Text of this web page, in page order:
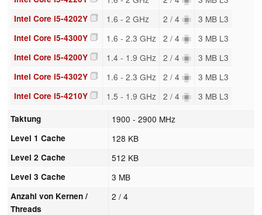
Intel Core i5-4202Y 1.6 - 2 GHz 2 / 4 3 MB L3
Intel Core i5-4300Y 1.6 - 2.3 GHz 2 / 4 3 MB L3
Intel Core i5-4200Y 1.4 - 1.9 GHz 2 / 4 3 MB L3
Intel Core i5-4302Y 1.6 - 2.3 GHz 2 / 4 3 MB L3
Intel Core i5-4210Y 1.5 - 1.9 GHz 2 / 4 3 MB L3
Taktung 1900 - 2900 MHz
Level 1 Cache 128 KB
Level 2 Cache 512 KB
Level 3 Cache 3 MB
Anzahl von Kernen /
Threads
2 / 4